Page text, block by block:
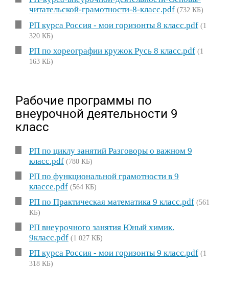
читательской-грамотности-8-класс.pdf (732 КБ)
РП курса Россия - мои горизонты 8 класс.pdf (1
320 КБ)
РП по хореографии кружок Русь 8 класс.pdf (1
163 КБ)
Рабочие программы по
внеурочной деятельности 9
класс
РП по циклу занятий Разговоры о важном 9
класс.pdf (780 КБ)
РП по функциональной грамотности в 9
классе.pdf (564 КБ)
РП по Практическая математика 9 класс.pdf (561
КБ)
РП внеурочного занятия Юный химик.
9класс.pdf (1 027 КБ)
РП курса Россия - мои горизонты 9 класс.pdf (1
318 КБ)